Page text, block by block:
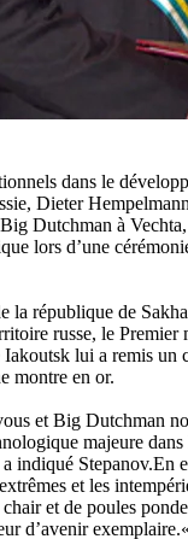
dans le
Dieter
Dutchman à
lors d’une
la république de
russe, le
Iakoutsk lui a remis un
montre en or.
et Big Dutchman
majeure dans
indiqué Stepanov.En
et les
et de poules
d’avenir exemplaire.